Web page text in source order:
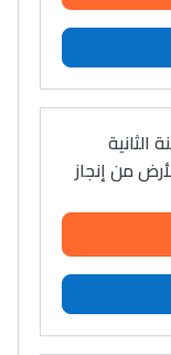
الثانية
من إنجاز